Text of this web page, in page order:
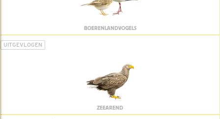
BOERENLANDVOGELS
UITGEVLOGEN
ZEEAREND